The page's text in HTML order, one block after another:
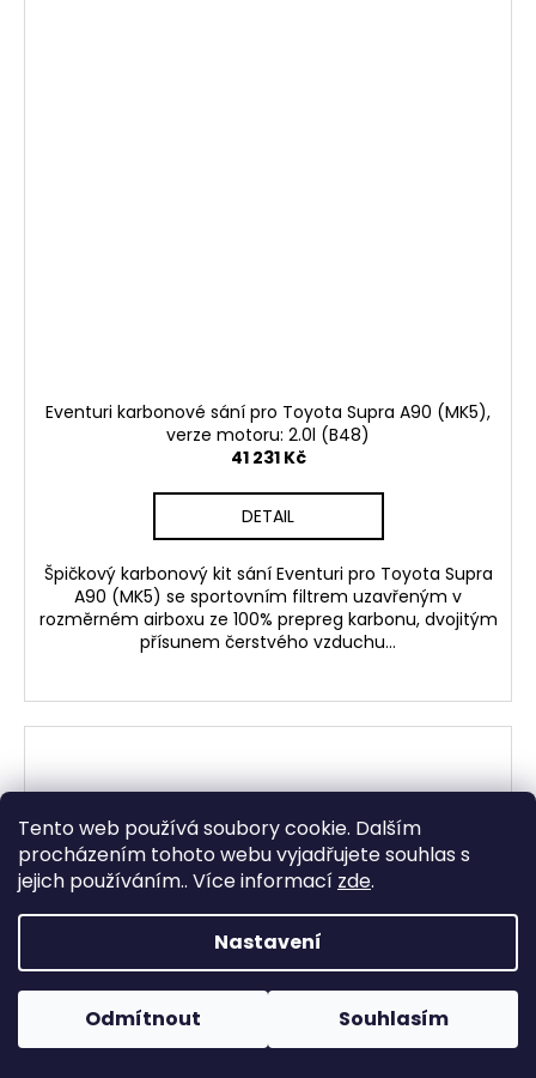
Tento web používá soubory cookie. Dalším
procházením tohoto webu vyjadřujete souhlas s
jejich používáním.. Více informací zde.
Nastavení
Odmítnout Souhlasím
Eventuri karbonové sání pro Toyota Supra A90 (MK5),
verze motoru: 2.0l (B48)
41 231 Kč
DETAIL
Špičkový karbonový kit sání Eventuri pro Toyota Supra
A90 (MK5) se sportovním filtrem uzavřeným v
rozměrném airboxu ze 100% prepreg karbonu, dvojitým
přísunem čerstvého vzduchu...